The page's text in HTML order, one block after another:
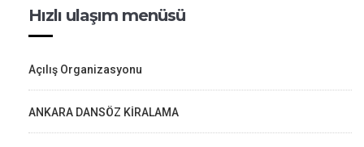
Hızlı ulaşım menüsü
Açılış Organizasyonu
ANKARA DANSÖZ KİRALAMA